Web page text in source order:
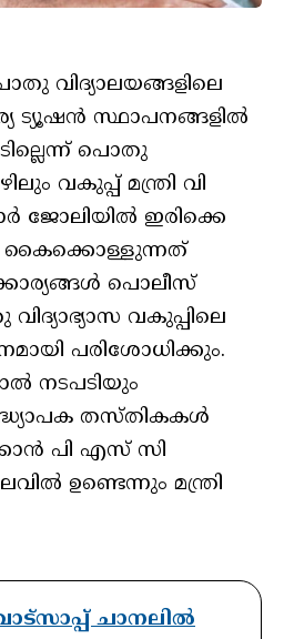
വിദ്യാലയങ്ങളിലെ
ട്യൂഷൻ സ്ഥാപനങ്ങളിൽ
പൊതു
വകുപ്പ് മന്ത്രി വി
ജോലിയിൽ ഇരിക്കെ
കൈക്കൊള്ളുന്നത്
പൊലീസ്
വകുപ്പിലെ
പരിശോധിക്കും.
നടപടിയും
തസ്തികകൾ
പി എസ് സി
ഉണ്ടെന്നും മന്ത്രി
ചാനലിൽ